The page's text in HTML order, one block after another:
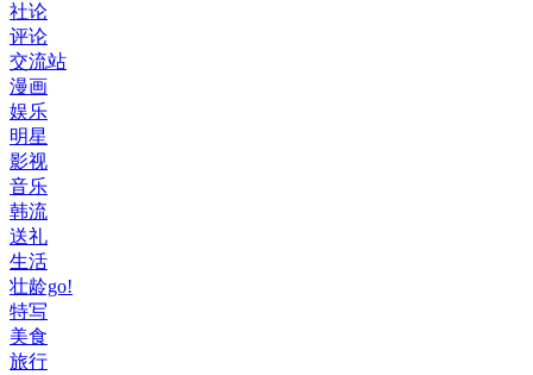
社论
评论
交流站
漫画
娱乐
明星
影视
音乐
韩流
送礼
生活
壮龄go!
特写
美食
旅行